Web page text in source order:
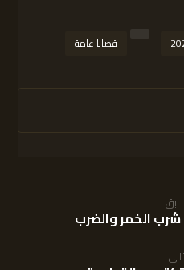
قضايا عامة
الخمر والضرب